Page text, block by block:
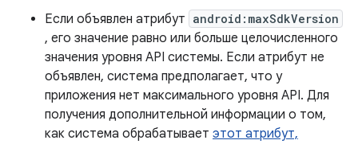
Если объявлен атрибут android:maxSdkVersion
, его значение равно или больше целочисленного
значения уровня API системы. Если атрибут не
объявлен, система предполагает, что у
приложения нет максимального уровня API. Для
получения дополнительной информации о том,
как система обрабатывает этот атрибут,